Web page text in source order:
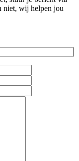
niet, wij helpen jou